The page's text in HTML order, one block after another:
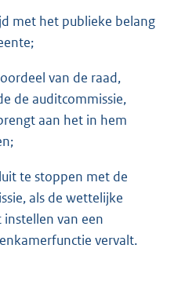
met het publieke belang
van de raad,
de auditcommissie,
aan het in hem
te stoppen met de
als de wettelijke
van een
vervalt.